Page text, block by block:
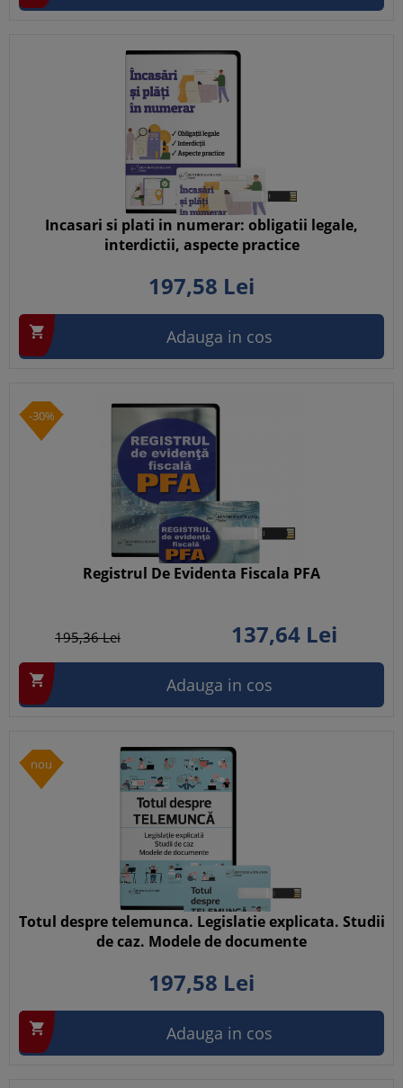
Incasari si plati in numerar: obligatii legale,
interdictii, aspecte practice
197,58 Lei
 Adauga in cos
-30%
Registrul De Evidenta Fiscala PFA
195,36Lei 137,64Lei
 Adauga in cos
nou
Totul despre telemunca. Legislatie explicata. Studii
de caz. Modele de documente
197,58 Lei
 Adauga in cos